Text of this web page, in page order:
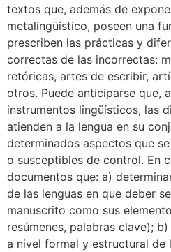
textos que, además de
metalingüístico, poseen una
prescriben las prácticas y
correctas de las incorrectas:
retóricas, artes de escribir,
otros. Puede anticiparse que,
instrumentos lingüísticos, las
atienden a la lengua en su
determinados aspectos que
o susceptibles de control. En
documentos que: a)
de las lenguas en que deber
manuscrito como sus
resúmenes, palabras clave);
a nivel formal y estructural de